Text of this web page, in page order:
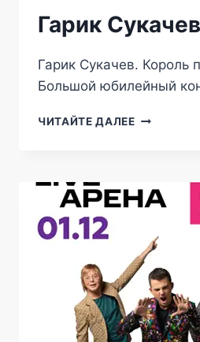
Гарик Сукачев
Гарик Сукачев. Король
Большой юбилейный
ЧИТАЙТЕ ДАЛЕЕГАРИК